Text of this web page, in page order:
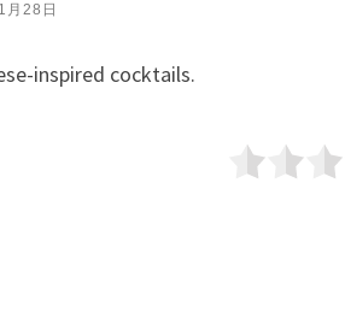
28日
inspired cocktails.